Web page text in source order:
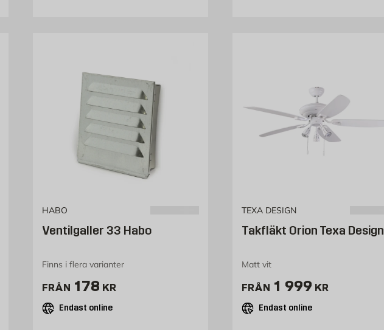
HABO
Ventilgaller 33 Habo
Finns i flera varianter
FRÅN Pris 178 kr
178 KR
Endast online
TEXA DESIGN
Takfläkt Orion Texa Design
Matt vit
FRÅN Pris 1999 kr
1 999 KR
Endast online